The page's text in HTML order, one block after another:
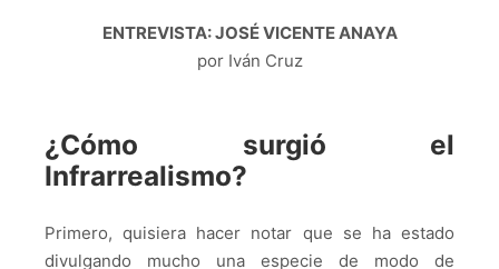
ENTREVISTA: JOSÉ VICENTE ANAYA
por Iván Cruz
¿Cómo surgió el
Infrarrealismo?
Primero, quisiera hacer notar que se ha estado
divulgando mucho una especie de modo de